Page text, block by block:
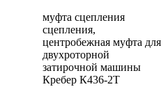
муфта сцепления
сцепления,
центробежная муфта для
двухроторной
затирочной машины
Кребер К436-2Т